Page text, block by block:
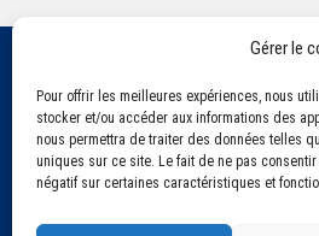
Gérer le
Pour offrir les meilleures expériences, nous
stocker et/ou accéder aux informations des
nous permettra de traiter des données telles
uniques sur ce site. Le fait de ne pas
négatif sur certaines caractéristiques et
Association Sportive
84, boulevard Léon
CS 80221 - 63021